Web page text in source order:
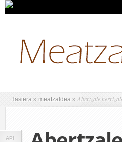
Hasiera » meatzaldea » Abertzale
API